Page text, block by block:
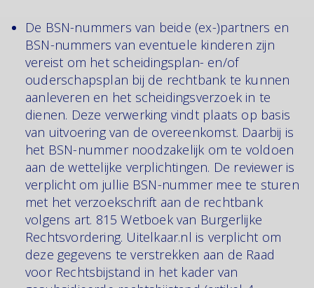
De BSN-nummers van beide (ex-)partners en
BSN-nummers van eventuele kinderen zijn
vereist om het scheidingsplan- en/of
ouderschapsplan bij de rechtbank te kunnen
aanleveren en het scheidingsverzoek in te
dienen. Deze verwerking vindt plaats op basis
van uitvoering van de overeenkomst. Daarbij is
het BSN-nummer noodzakelijk om te voldoen
aan de wettelijke verplichtingen. De reviewer is
verplicht om jullie BSN-nummer mee te sturen
met het verzoekschrift aan de rechtbank
volgens art. 815 Wetboek van Burgerlijke
Rechtsvordering. Uitelkaar.nl is verplicht om
deze gegevens te verstrekken aan de Raad
voor Rechtsbijstand in het kader van